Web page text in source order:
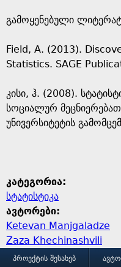
გამოყენებული
Field, A. (2013).
Statistics. SAGE
კისი, ჰ. (2008).
სოციალურ
უნივერსიტეტის
კატეგორია:
სტატისტიკა
ავტორები:
Ketevan Manjgaladze
Zaza Khechinashvili
MᲞᲠᲝᲔᲥᲢᲘᲡ ᲨᲔᲡᲐᲮᲔᲑ